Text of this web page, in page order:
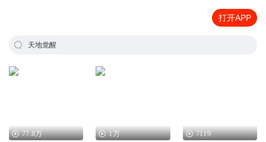
打开APP
天地觉醒
77.8万 1万 7119